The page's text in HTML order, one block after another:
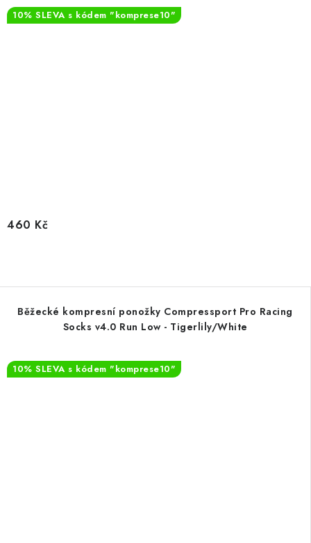
10% SLEVA s kódem "komprese10"
460 Kč
Běžecké kompresní ponožky Compressport Pro Racing
Socks v4.0 Run Low - Tigerlily/White
10% SLEVA s kódem "komprese10"